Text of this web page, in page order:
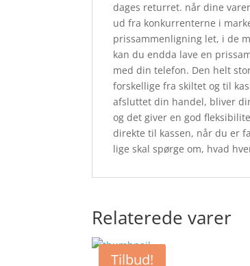
dages returret. når dine
ud fra konkurrenterne i
prissammenligning let, i de
kan du endda lave en
med din telefon. Den helt
forskellige fra skiltet og til
afsluttet din handel, bliver
og det giver en god
direkte til kassen, når du er
lige skal spørge om, hvad
Relaterede varer
Tilbud!